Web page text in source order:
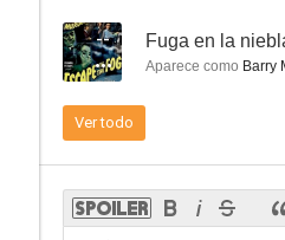
-- Fuga en la
Aparece como Barry
Ver todo